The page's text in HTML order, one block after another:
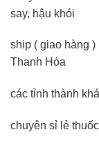
say, hậu khói
ship ( giao hàng )
Thanh Hóa
các tỉnh thành
chuyên sỉ lẻ